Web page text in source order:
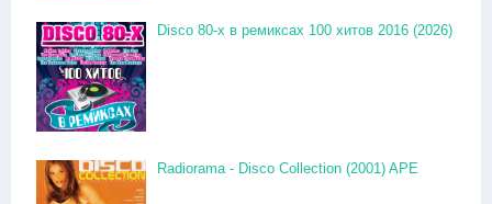
Disco 80-x в ремиксах 100 хитов 2016 (2026)
Radiorama - Disco Collection (2001) APE